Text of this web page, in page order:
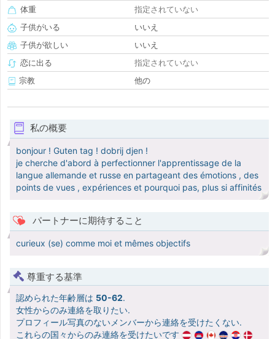
体重
指定されていない
子供がいる
いいえ
子供が欲しい
いいえ
恋に出る
指定されていない
宗教
他の
私の概要
bonjour ! Guten tag ! dobrij djen !
je cherche d'abord à perfectionner l'apprentissage de la
langue allemande et russe en partageant des émotions , des
points de vues , expériences et pourquoi pas, plus si affinités
パートナーに期待すること
curieux (se) comme moi et mêmes objectifs
尊重する基準
認められた年齢層は 50-62.
女性からのみ連絡を取りたい.
プロフィール写真のないメンバーから連絡を受けたくない.
これらの国々からのみ連絡を受けたいです